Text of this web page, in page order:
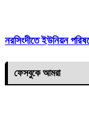
নরসিংদীতে ইউনিয়ন
ফেসবুকে আমরা